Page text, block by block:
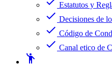
Estatutos y
check Decisiones de
check Código de
check Canal etico de
emoji_people